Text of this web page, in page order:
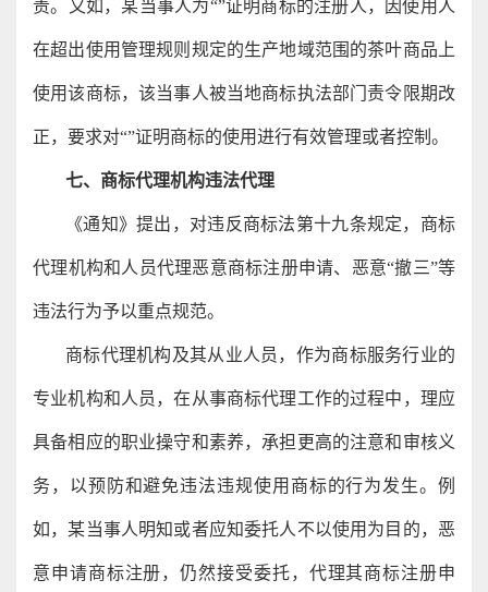
责。又如，某当事人为“”证明商标的注册人，因使用人
在超出使用管理规则规定的生产地域范围的茶叶商品上
使用该商标，该当事人被当地商标执法部门责令限期改
正，要求对“”证明商标的使用进行有效管理或者控制。
七、商标代理机构违法代理
《通知》提出，对违反商标法第十九条规定，商标
代理机构和人员代理恶意商标注册申请、恶意“撤三”等
违法行为予以重点规范。
商标代理机构及其从业人员，作为商标服务行业的
专业机构和人员，在从事商标代理工作的过程中，理应
具备相应的职业操守和素养，承担更高的注意和审核义
务，以预防和避免违法违规使用商标的行为发生。例
如，某当事人明知或者应知委托人不以使用为目的，恶
意申请商标注册，仍然接受委托，代理其商标注册申